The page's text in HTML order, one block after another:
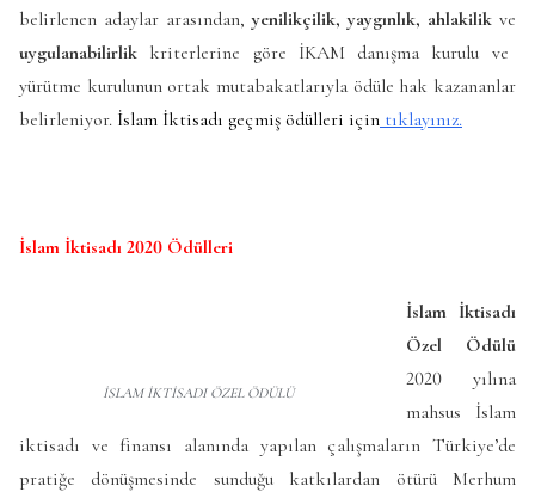
belirlenen adaylar arasından,yenilikçilik, yaygınlık, ahlakilik ve
uygulanabilirlik kriterlerine göre İKAM danışma kurulu ve
yürütme kurulunun ortak mutabakatlarıyla ödüle hak kazananlar
belirleniyor. İslam İktisadı geçmiş ödülleri için tıklayınız.
İslam İktisadı 2020 Ödülleri
İSLAM İKTİSADI ÖZEL ÖDÜLÜ
İslam İktisadı
Özel Ödülü
2020 yılına
mahsus İslam
iktisadı ve finansı alanında yapılan çalışmaların Türkiye’de
pratiğe dönüşmesinde sunduğu katkılardan ötürü Merhum